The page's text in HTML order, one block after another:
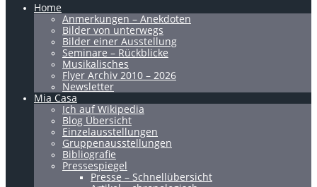
Home
Anmerkungen – Anekdoten
Bilder von unterwegs
Bilder einer Ausstellung
Seminare – Rückblicke
Musikalisches
Flyer Archiv 2010 – 2026
Newsletter
Mia Casa
Ich auf Wikipedia
Blog Übersicht
Einzelausstellungen
Gruppenausstellungen
Bibliografie
Pressespiegel
Presse – Schnellübersicht